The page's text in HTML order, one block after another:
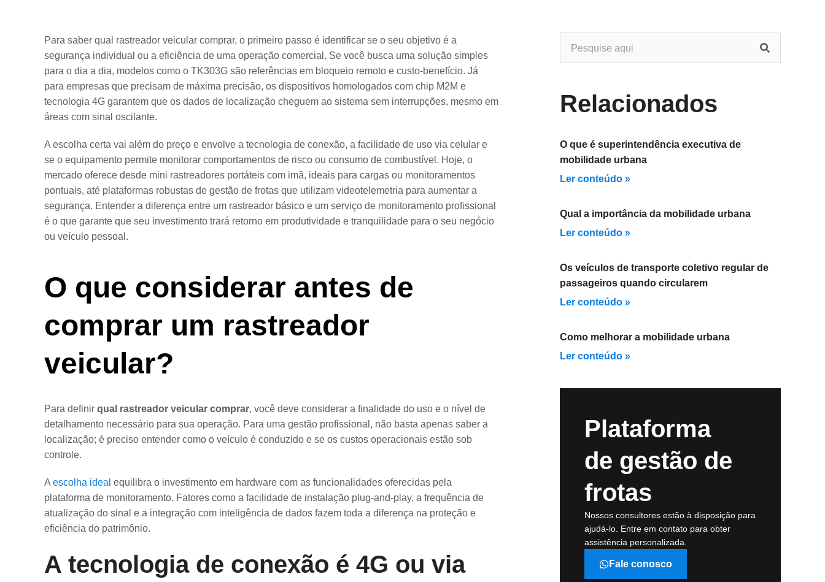
Para saber qual rastreador veicular comprar, o primeiro passo é identificar se o seu objetivo é a
segurança individual ou a eficiência de uma operação comercial. Se você busca uma solução simples
para o dia a dia, modelos como o TK303G são referências em bloqueio remoto e custo-benefício. Já
para empresas que precisam de máxima precisão, os dispositivos homologados com chip M2M e
tecnologia 4G garantem que os dados de localização cheguem ao sistema sem interrupções, mesmo em
áreas com sinal oscilante.
A escolha certa vai além do preço e envolve a tecnologia de conexão, a facilidade de uso via celular e
se o equipamento permite monitorar comportamentos de risco ou consumo de combustível. Hoje, o
mercado oferece desde mini rastreadores portáteis com imã, ideais para cargas ou monitoramentos
pontuais, até plataformas robustas de gestão de frotas que utilizam videotelemetria para aumentar a
segurança. Entender a diferença entre um rastreador básico e um serviço de monitoramento profissional
é o que garante que seu investimento trará retorno em produtividade e tranquilidade para o seu negócio
ou veículo pessoal.
O que considerar antes de
comprar um rastreador
veicular?
Para definir qual rastreador veicular comprar, você deve considerar a finalidade do uso e o nível de
detalhamento necessário para sua operação. Para uma gestão profissional, não basta apenas saber a
localização; é preciso entender como o veículo é conduzido e se os custos operacionais estão sob
controle.
A escolha ideal equilibra o investimento em hardware com as funcionalidades oferecidas pela
plataforma de monitoramento. Fatores como a facilidade de instalação plug-and-play, a frequência de
atualização do sinal e a integração com inteligência de dados fazem toda a diferença na proteção e
eficiência do patrimônio.
A tecnologia de conexão é 4G ou via
Relacionados
O que é superintendência executiva de
mobilidade urbana
Ler conteúdo »
Qual a importância da mobilidade urbana
Ler conteúdo »
Os veículos de transporte coletivo regular de
passageiros quando circularem
Ler conteúdo »
Como melhorar a mobilidade urbana
Ler conteúdo »
Plataforma
de gestão de
frotas
Nossos consultores estão à disposição para
ajudá-lo. Entre em contato para obter
assistência personalizada.
Fale conosco